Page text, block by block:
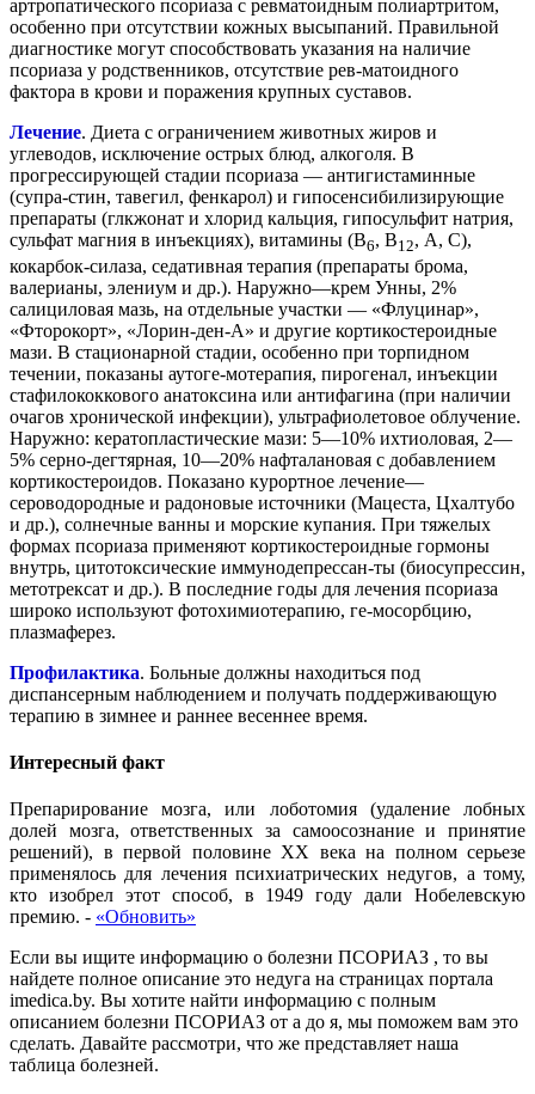
артропатического псориаза с ревматоидным полиартритом,
особенно при отсутствии кожных высыпаний. Правильной
диагностике могут способствовать указания на наличие
псориаза у родственников, отсутствие рев-матоидного
фактора в крови и поражения крупных суставов.
Лечение. Диета с ограничением животных жиров и
углеводов, исключение острых блюд, алкоголя. В
прогрессирующей стадии псориаза — антигистаминные
(супра-стин, тавегил, фенкарол) и гипосенсибилизирующие
препараты (глкжонат и хлорид кальция, гипосульфит натрия,
сульфат магния в инъекциях), витамины (В6, В12, А, С),
кокарбок-силаза, седативная терапия (препараты брома,
валерианы, элениум и др.). Наружно—крем Унны, 2%
салициловая мазь, на отдельные участки — «Флуцинар»,
«Фторокорт», «Лорин-ден-А» и другие кортикостероидные
мази. В стационарной стадии, особенно при торпидном
течении, показаны аутоге-мотерапия, пирогенал, инъекции
стафилококкового анатоксина или антифагина (при наличии
очагов хронической инфекции), ультрафиолетовое облучение.
Наружно: кератопластические мази: 5—10% ихтиоловая, 2—
5% серно-дегтярная, 10—20% нафталановая с добавлением
кортикостероидов. Показано курортное лечение—
сероводородные и радоновые источники (Мацеста, Цхалтубо
и др.), солнечные ванны и морские купания. При тяжелых
формах псориаза применяют кортикостероидные гормоны
внутрь, цитотоксические иммунодепрессан-ты (биосупрессин,
метотрексат и др.). В последние годы для лечения псориаза
широко используют фотохимиотерапию, ге-мосорбцию,
плазмаферез.
Профилактика. Больные должны находиться под
диспансерным наблюдением и получать поддерживающую
терапию в зимнее и раннее весеннее время.
Интересный факт
Препарирование мозга, или лоботомия (удаление лобных
долей мозга, ответственных за самоосознание и принятие
решений), в первой половине ХХ века на полном серьезе
применялось для лечения психиатрических недугов, а тому,
кто изобрел этот способ, в 1949 году дали Нобелевскую
премию. - «Обновить»
Если вы ищите информацию о болезни ПСОРИАЗ , то вы
найдете полное описание это недуга на страницах портала
imedica.by. Вы хотите найти информацию с полным
описанием болезни ПСОРИАЗ от а до я, мы поможем вам это
сделать. Давайте рассмотри, что же представляет наша
таблица болезней.